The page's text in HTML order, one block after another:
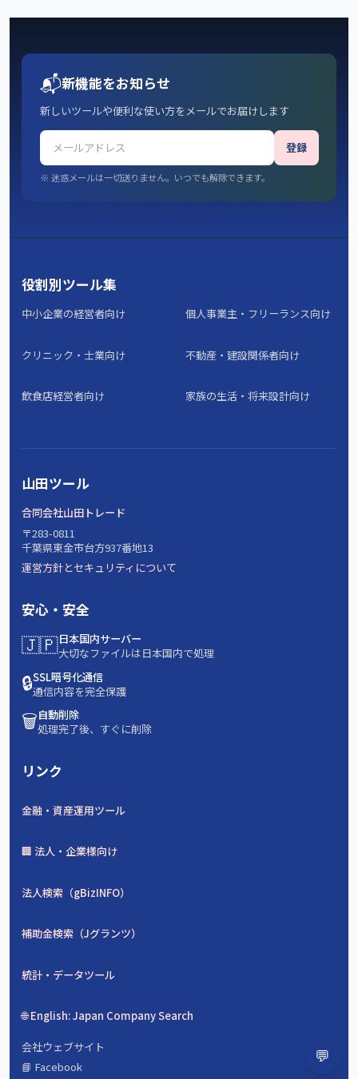
📬新機能をお知らせ
新しいツールや便利な使い方をメールでお届けします
登録
※ 迷惑メールは一切送りません。いつでも解除できます。
役割別ツール集
中小企業の経営者向け 個人事業主・フリーランス向け
クリニック・士業向け 不動産・建設関係者向け
飲食店経営者向け 家族の生活・将来設計向け
山田ツール
合同会社山田トレード
〒283-0811
千葉県東金市台方937番地13
運営方針とセキュリティについて
安心・安全
🇯🇵日本国内サーバー
大切なファイルは日本国内で処理
🔒SSL暗号化通信
通信内容を完全保護
🗑️自動削除
処理完了後、すぐに削除
リンク
金融・資産運用ツール
🏢 法人・企業様向け
法人検索（gBizINFO）
補助金検索（Jグランツ）
統計・データツール
🌐 English: Japan Company Search
会社ウェブサイト
📘 Facebook
💬